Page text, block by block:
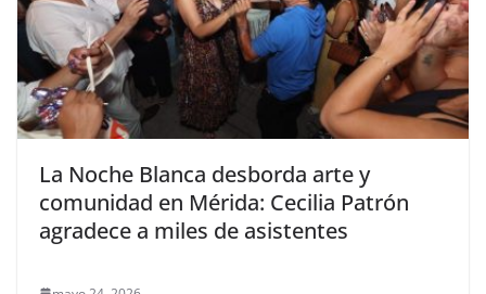
La Noche Blanca desborda arte y
comunidad en Mérida: Cecilia Patrón
agradece a miles de asistentes